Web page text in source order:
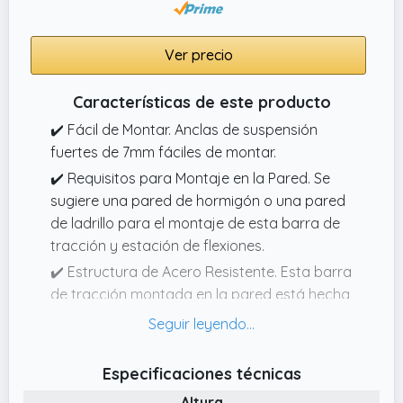
estación de entrenamiento cubre todos los
Ver precio
Características de este producto
✔️ Fácil de Montar. Anclas de suspensión
fuertes de 7mm fáciles de montar.
✔️ Requisitos para Montaje en la Pared. Se
sugiere una pared de hormigón o una pared
de ladrillo para el montaje de esta barra de
tracción y estación de flexiones.
✔️ Estructura de Acero Resistente. Esta barra
de tracción montada en la pared está hecha
de acero de alta resistencia, que ofrece una
✔️ Cojines,Duraderos, Cómodos. , Resistentes
Especificaciones técnicas